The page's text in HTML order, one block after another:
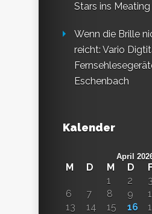
Stars ins
Wenn die Brille
reicht: Vario
Eschenbach
Kalender
April
M D M D
1
2 3
6
7 8 9
13
14 15 16